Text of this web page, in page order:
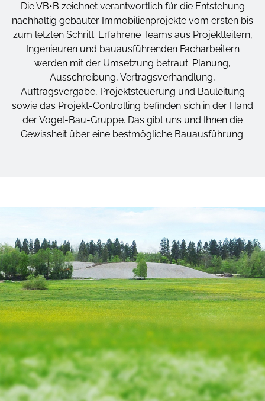
Die VB•B zeichnet verantwortlich für die Entstehung
nachhaltig gebauter Immobilienprojekte vom ersten bis
zum letzten Schritt. Erfahrene Teams aus Projektleitern,
Ingenieuren und bauausführenden Facharbeitern
werden mit der Umsetzung betraut. Planung,
Ausschreibung, Vertragsverhandlung,
Auftragsvergabe, Projektsteuerung und Bauleitung
sowie das Projekt-Controlling befinden sich in der Hand
der Vogel-Bau-Gruppe. Das gibt uns und Ihnen die
Gewissheit über eine bestmögliche Bauausführung.